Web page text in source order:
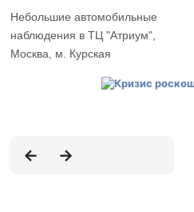
Небольшие автомобильные
наблюдения в ТЦ "Атриум",
Москва, м. Курская